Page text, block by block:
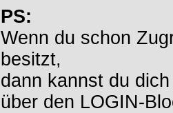
PS:
Wenn du schon
besitzt,
dann kannst du
über den LOGIN-